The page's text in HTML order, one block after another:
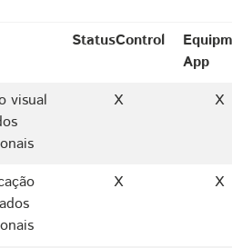
StatusControl
App
visual
X X
X X